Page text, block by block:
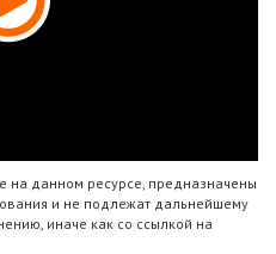
данном ресурсе, предназначены
и не подлежат дальнейшему
иначе как со ссылкой на